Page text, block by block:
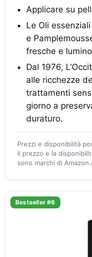
Applicare su
Le Oli
e
fresche e
Dal 1976,
alle ricchezze
trattamenti
giorno a
duraturo.
Prezzi e disponibilità
il prezzo e la
sono marchi di
Bestseller #6